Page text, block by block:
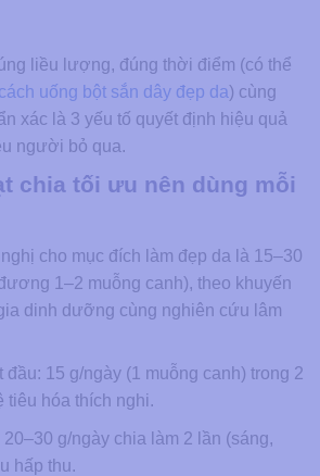
liều lượng, đúng thời điểm (có thể
cách uống bột sắn dây đẹp da) cùng
xác là 3 yếu tố quyết định hiệu quả
người bỏ qua.
chia tối ưu nên dùng mỗi
cho mục đích làm đẹp da là 15–30
1–2 muỗng canh), theo khuyến
dinh dưỡng cùng nghiên cứu lâm
15 g/ngày (1 muỗng canh) trong 2
tiêu hóa thích nghi.
20–30 g/ngày chia làm 2 lần (sáng,
hấp thu.